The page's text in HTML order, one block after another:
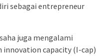
sebagai entrepreneur
juga mengalami
capacity (I-cap)